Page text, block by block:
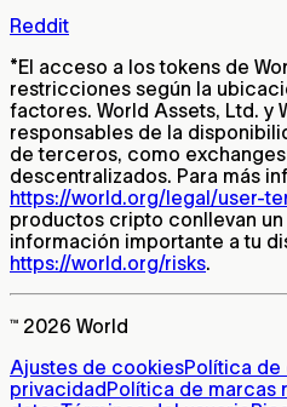
Reddit
*El acceso a los tokens de
restricciones según la
factores. World Assets, Ltd. y
responsables de la
de terceros, como
descentralizados. Para más
https://world.org/legal/user-
productos cripto conllevan
información importante a tu
https://world.org/risks.
™ 2026 World
Ajustes de cookiesPolítica de
privacidadPolítica de marcas